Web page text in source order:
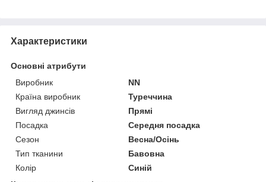
Характеристики
Основні атрибути
Виробник
NN
Країна виробник
Туреччина
Вигляд джинсів
Прямі
Посадка
Середня посадка
Сезон
Весна/Осінь
Тип тканини
Бавовна
Колір
Синій